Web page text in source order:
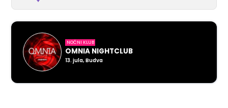
NOĆNI KLUB
OMNIA NIGHTCLUB
13. jula, Budva